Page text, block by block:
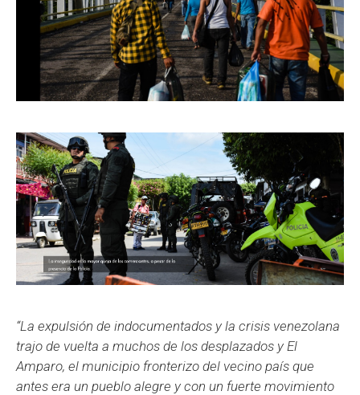
“La expulsión de indocumentados y la crisis venezolana
trajo de vuelta a muchos de los desplazados y El
Amparo, el municipio fronterizo del vecino país que
antes era un pueblo alegre y con un fuerte movimiento